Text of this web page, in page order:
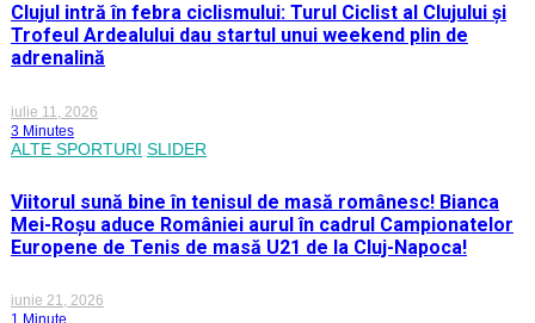
Clujul intră în febra ciclismului: Turul Ciclist al Clujului și
Trofeul Ardealului dau startul unui weekend plin de
adrenalină
iulie 11, 2026
3 Minutes
ALTE SPORTURI SLIDER
Viitorul sună bine în tenisul de masă românesc! Bianca
Mei-Roșu aduce României aurul în cadrul Campionatelor
Europene de Tenis de masă U21 de la Cluj-Napoca!
iunie 21, 2026